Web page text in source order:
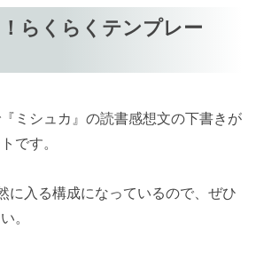
らくらくテンプレー
ミシュカ』の読書感想文の下書きが
です。
に入る構成になっているので、ぜひ
。